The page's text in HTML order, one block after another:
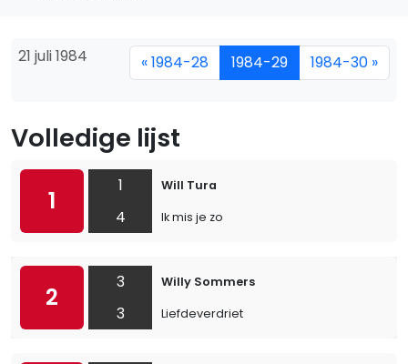
21 juli 1984 « 1984-28 1984-29 1984-30 »
Volledige lijst
1
1
4
Will Tura
Ik mis je zo
2
3
3
Willy Sommers
Liefdeverdriet